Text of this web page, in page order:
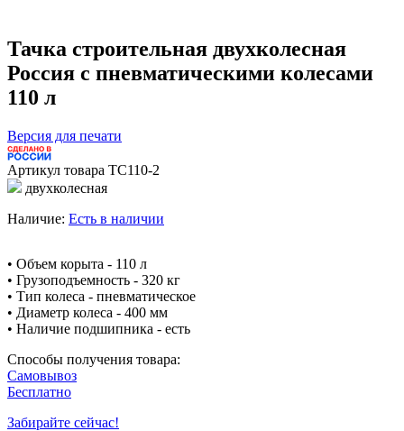
Тачка строительная двухколесная
Россия с пневматическими колесами
110 л
Версия для печати
Артикул товара ТС110-2
двухколесная
Наличие: Есть в наличии
• Объем корыта - 110 л
• Грузоподъемность - 320 кг
• Тип колеса - пневматическое
• Диаметр колеса - 400 мм
• Наличие подшипника - есть
Способы получения товара:
Самовывоз
Бесплатно
Забирайте сейчас!